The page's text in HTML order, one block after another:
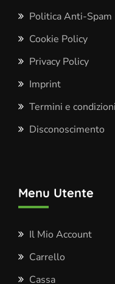
Politica Anti-Spam
Cookie Policy
Privacy Policy
Imprint
Termini e condizioni
Disconoscimento
Menu Utente
Il Mio Account
Carrello
Cassa